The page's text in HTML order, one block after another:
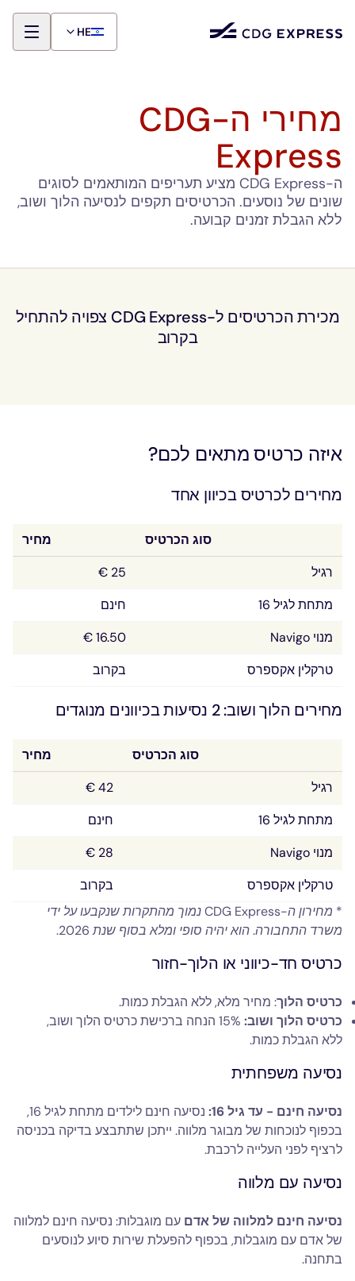
HE
מחירי ה-CDG
Express
ה-CDG Express מציע תעריפים המותאמים לסוגים
שונים של נוסעים. הכרטיסים תקפים לנסיעה הלוך ושוב,
ללא הגבלת זמנים קבועה.
מכירת הכרטיסים ל-CDG Express צפויה להתחיל
בקרוב
איזה כרטיס מתאים לכם?
מחירים לכרטיס בכיוון אחד
סוג הכרטיס
מחיר
רגיל
25 €
מתחת לגיל 16
חינם
מנוי Navigo
16.50 €
טרקלין אקספרס
בקרוב
מחירים הלוך ושוב: 2 נסיעות בכיוונים מנוגדים
סוג הכרטיס
מחיר
רגיל
42 €
מתחת לגיל 16
חינם
מנוי Navigo
28 €
טרקלין אקספרס
בקרוב
* מחירון ה-CDG Express נמוך מהתקרות שנקבעו על ידי
משרד התחבורה. הוא יהיה סופי ומלא בסוף שנת 2026.
כרטיס חד-כיווני או הלוך-חזור
כרטיס הלוך: מחיר מלא, ללא הגבלת כמות.
כרטיס הלוך ושוב:
15% הנחה ברכישת כרטיס הלוך ושוב,
ללא הגבלת כמות.
נסיעה משפחתית
נסיעה חינם - עד גיל 16:
נסיעה חינם לילדים מתחת לגיל 16,
בכפוף לנוכחות של מבוגר מלווה. ייתכן שתתבצע בדיקה בכניסה
לרציף לפני העלייה לרכבת.
נסיעה עם מלווה
נסיעה חינם למלווה של אדם עם מוגבלות: נסיעה חינם למלווה
של אדם עם מוגבלות, בכפוף להפעלת שירות סיוע לנוסעים
בתחנה.